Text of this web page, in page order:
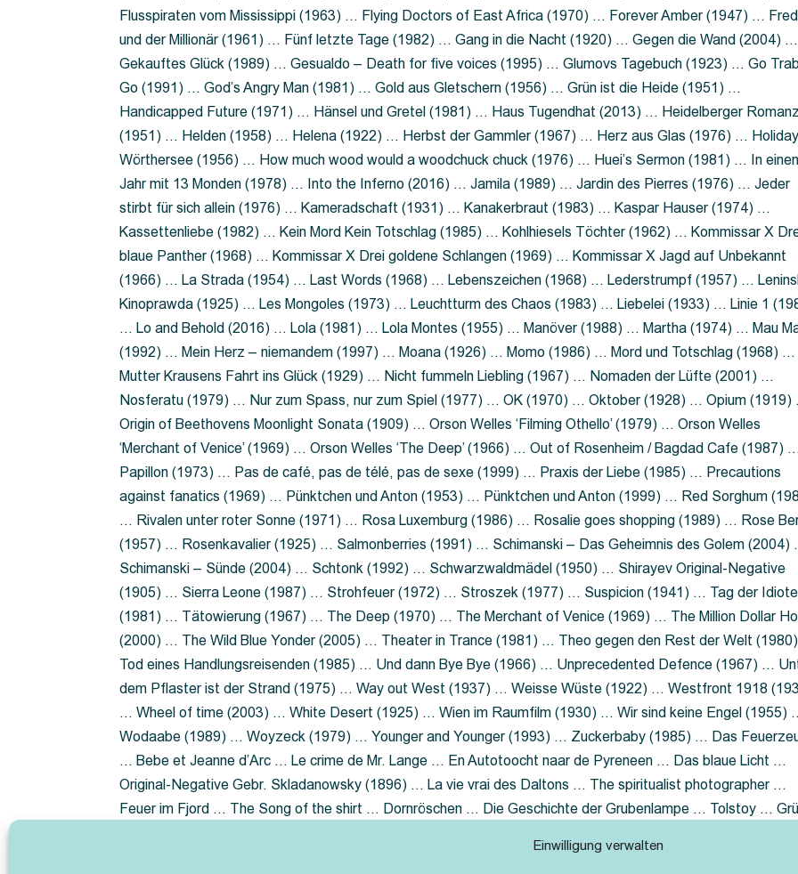
Einwilligung verwalten
Flusspiraten vom Mississippi (1963) … Flying Doctors of East Africa (1970) … Forever Amber (1947) …
und der Millionär (1961) … Fünf letzte Tage (1982) … Gang in die Nacht (1920) … Gegen die Wand (2004) …
Gekauftes Glück (1989) … Gesualdo – Death for five voices (1995) … Glumovs Tagebuch (1923) … Go
Go (1991) … God’s Angry Man (1981) … Gold aus Gletschern (1956) … Grün ist die Heide (1951) …
Handicapped Future (1971) … Hänsel und Gretel (1981) … Haus Tugendhat (2013) … Heidelberger
(1951) … Helden (1958) … Helena (1922) … Herbst der Gammler (1967) … Herz aus Glas (1976) …
Wörthersee (1956) … How much wood would a woodchuck chuck (1976) … Huei’s Sermon (1981) … In
Jahr mit 13 Monden (1978) … Into the Inferno (2016) … Jamila (1989) … Jardin des Pierres (1976) … Jeder
stirbt für sich allein (1976) … Kameradschaft (1931) … Kanakerbraut (1983) … Kaspar Hauser (1974) …
Kassettenliebe (1982) … Kein Mord Kein Totschlag (1985) … Kohlhiesels Töchter (1962) … Kommissar X
blaue Panther (1968) … Kommissar X Drei goldene Schlangen (1969) … Kommissar X Jagd auf Unbekannt
(1966) … La Strada (1954) … Last Words (1968) … Lebenszeichen (1968) … Lederstrumpf (1957) …
Kinoprawda (1925) … Les Mongoles (1973) … Leuchtturm des Chaos (1983) … Liebelei (1933) … Linie 1
… Lo and Behold (2016) … Lola (1981) … Lola Montes (1955) … Manöver (1988) … Martha (1974) … Mau
(1992) … Mein Herz – niemandem (1997) … Moana (1926) … Momo (1986) … Mord und Totschlag (1968) …
Mutter Krausens Fahrt ins Glück (1929) … Nicht fummeln Liebling (1967) … Nomaden der Lüfte (2001) …
Nosferatu (1979) … Nur zum Spass, nur zum Spiel (1977) … OK (1970) … Oktober (1928) … Opium (1919)
Origin of Beethovens Moonlight Sonata (1909) … Orson Welles ‘Filming Othello’ (1979) … Orson Welles
‘Merchant of Venice’ (1969) … Orson Welles ‘The Deep’ (1966) … Out of Rosenheim / Bagdad Cafe (1987) …
Papillon (1973) … Pas de café, pas de télé, pas de sexe (1999) … Praxis der Liebe (1985) … Precautions
against fanatics (1969) … Pünktchen und Anton (1953) … Pünktchen und Anton (1999) … Red Sorghum
… Rivalen unter roter Sonne (1971) … Rosa Luxemburg (1986) … Rosalie goes shopping (1989) … Rose
(1957) … Rosenkavalier (1925) … Salmonberries (1991) … Schimanski – Das Geheimnis des Golem (2004)
Schimanski – Sünde (2004) … Schtonk (1992) … Schwarzwaldmädel (1950) … Shirayev Original-Negative
(1905) … Sierra Leone (1987) … Strohfeuer (1972) … Stroszek (1977) … Suspicion (1941) … Tag der
(1981) … Tätowierung (1967) … The Deep (1970) … The Merchant of Venice (1969) … The Million Dollar
(2000) … The Wild Blue Yonder (2005) … Theater in Trance (1981) … Theo gegen den Rest der Welt
Tod eines Handlungsreisenden (1985) … Und dann Bye Bye (1966) … Unprecedented Defence (1967) …
dem Pflaster ist der Strand (1975) … Way out West (1937) … Weisse Wüste (1922) … Westfront 1918
… Wheel of time (2003) … White Desert (1925) … Wien im Raumfilm (1930) … Wir sind keine Engel (1955)
Wodaabe (1989) … Woyzeck (1979) … Younger and Younger (1993) … Zuckerbaby (1985) … Das
… Bebe et Jeanne d’Arc … Le crime de Mr. Lange … En Autotoocht naar de Pyreneen … Das blaue Licht …
Original-Negative Gebr. Skladanowsky (1896) … La vie vrai des Daltons … The spiritualist photographer …
Feuer im Fjord … The Song of the shirt … Dornröschen … Die Geschichte der Grubenlampe … Tolstoy …